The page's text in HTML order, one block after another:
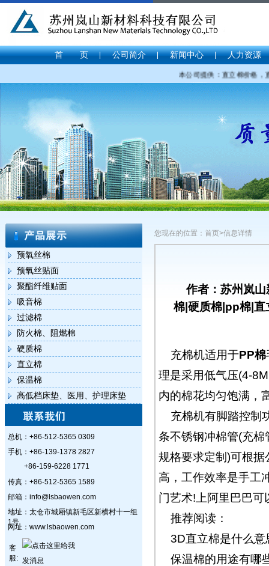
首 页 公司简介 新闻中心 人力资源
本公司提供：直立棉价格，
预氧丝棉
预氧丝贴面
聚酯纤维贴面
吸音棉
过滤棉
防火棉、阻燃棉
硬质棉
直立棉
保温棉
高低档床垫、医用、护理床垫
总机：+86-512-5365 0309
手机：+86-139-1378 2827
+86-159-6228 1771
传真：+86-512-5365 1589
邮箱：info@lsbaowen.com
地址：太仓市城厢镇新毛区新横村十一组
1号
网址：www.lsbaowen.com
客
服:
您现在的位置：首页>信息详情
作者：苏州岚
棉|硬质棉|pp棉|
充棉机适用于PP棉
理是采用低气压(4-
内的棉花均匀饱满，
充棉机有脚踏控制
条不锈钢冲棉管(充
规格要求定制)可根
高，工作效率是手工
门艺术!上阿里巴巴
推荐阅读：
3D直立棉是什么意
保温棉的用途有哪